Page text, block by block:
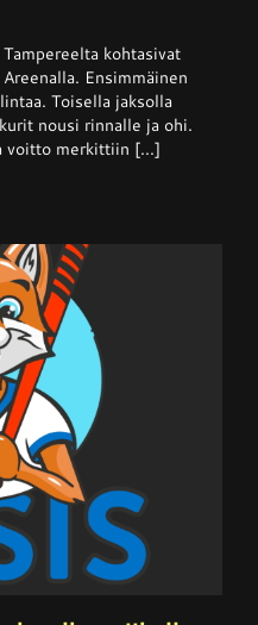
kohtasivat
Ensimmäinen
Toisella jaksolla
nousi rinnalle ja ohi.
voitto merkittiin [...]